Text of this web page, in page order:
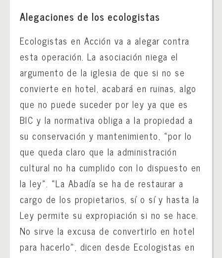
Alegaciones de los ecologistas
Ecologistas en Acción va a alegar contra
esta operación. La asociación niega el
argumento de la iglesia de que si no se
convierte en hotel, acabará en ruinas, algo
que no puede suceder por ley ya que es
BIC y la normativa obliga a la propiedad a
su conservación y mantenimiento, «por lo
que queda claro que la administración
cultural no ha cumplido con lo dispuesto en
la ley». «La Abadía se ha de restaurar a
cargo de los propietarios, sí o sí y hasta la
Ley permite su expropiación si no se hace.
No sirve la excusa de convertirlo en hotel
para hacerlo», dicen desde Ecologistas en